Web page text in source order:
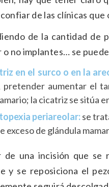
de las clínicas
de la cantidad de
o no implantes… se
en el surco o en la
pretender aumentar el
la cicatriz se sitúa
periareolar:se
exceso de glándula
una incisión que se
y se reposiciona el